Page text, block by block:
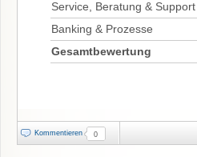
Service, Beratung & Support
Banking & Prozesse
Gesamtbewertung
Kommentieren 0